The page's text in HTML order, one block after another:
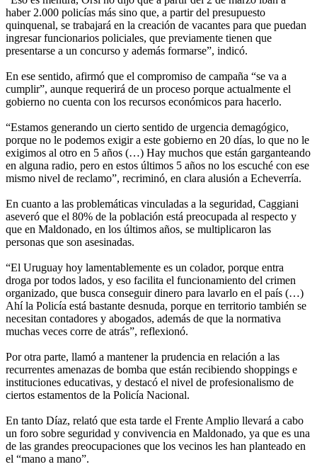
haber 2.000 policías más sino que, a partir del presupuesto
quinquenal, se trabajará en la creación de vacantes para que puedan
ingresar funcionarios policiales, que previamente tienen que
presentarse a un concurso y además formarse”, indicó.
En ese sentido, afirmó que el compromiso de campaña “se va a
cumplir”, aunque requerirá de un proceso porque actualmente el
gobierno no cuenta con los recursos económicos para hacerlo.
“Estamos generando un cierto sentido de urgencia demagógico,
porque no le podemos exigir a este gobierno en 20 días, lo que no le
exigimos al otro en 5 años (…) Hay muchos que están garganteando
en alguna radio, pero en estos últimos 5 años no los escuché con ese
mismo nivel de reclamo”, recriminó, en clara alusión a Echeverría.
En cuanto a las problemáticas vinculadas a la seguridad, Caggiani
aseveró que el 80% de la población está preocupada al respecto y
que en Maldonado, en los últimos años, se multiplicaron las
personas que son asesinadas.
“El Uruguay hoy lamentablemente es un colador, porque entra
droga por todos lados, y eso facilita el funcionamiento del crimen
organizado, que busca conseguir dinero para lavarlo en el país (…)
Ahí la Policía está bastante desnuda, porque en territorio también se
necesitan contadores y abogados, además de que la normativa
muchas veces corre de atrás”, reflexionó.
Por otra parte, llamó a mantener la prudencia en relación a las
recurrentes amenazas de bomba que están recibiendo shoppings e
instituciones educativas, y destacó el nivel de profesionalismo de
ciertos estamentos de la Policía Nacional.
En tanto Díaz, relató que esta tarde el Frente Amplio llevará a cabo
un foro sobre seguridad y convivencia en Maldonado, ya que es una
de las grandes preocupaciones que los vecinos les han planteado en
el “mano a mano”.